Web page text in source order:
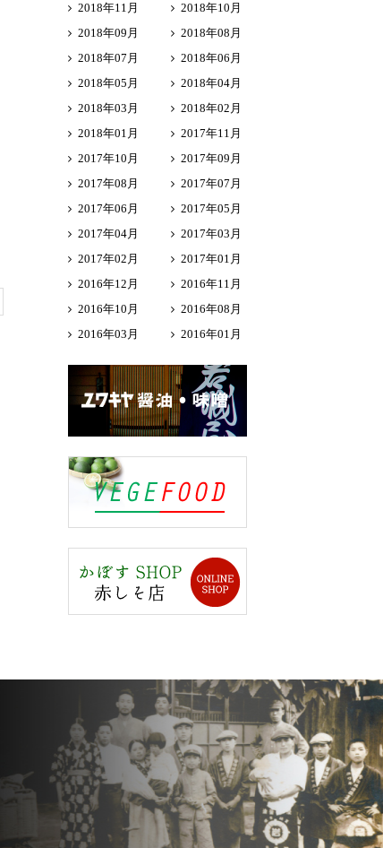
2018年11月
2018年10月
2018年09月
2018年08月
2018年07月
2018年06月
2018年05月
2018年04月
2018年03月
2018年02月
2018年01月
2017年11月
2017年10月
2017年09月
2017年08月
2017年07月
2017年06月
2017年05月
2017年04月
2017年03月
2017年02月
2017年01月
2016年12月
2016年11月
2016年10月
2016年08月
2016年03月
2016年01月